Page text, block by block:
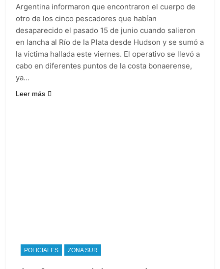
Argentina informaron que encontraron el cuerpo de
otro de los cinco pescadores que habían
desaparecido el pasado 15 de junio cuando salieron
en lancha al Río de la Plata desde Hudson y se sumó a
la víctima hallada este viernes. El operativo se llevó a
cabo en diferentes puntos de la costa bonaerense,
ya…
Leer más
POLICIALES ZONA SUR